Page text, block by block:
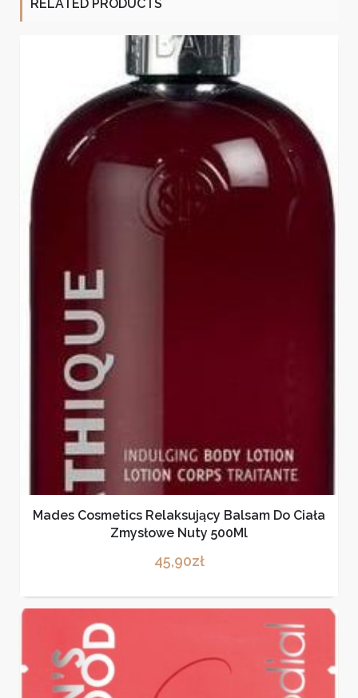
RELATED PRODUCTS
Mades Cosmetics Relaksujący Balsam Do Ciała
Zmysłowe Nuty 500Ml
45,90zł